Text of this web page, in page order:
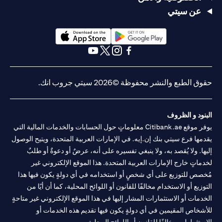
فرع سيتي بنك إن إيه - الإمارات العربية المتحدة مرخص من مصرف
سيتي بنك إن إيه الإمارات العربية المتحدة مرخص من هيئة الأوراق المالية
والسلع في الإمارات العربية المتحدة ("SCA") للقيام بالنشاط المالي لـ أ)
الاستشارات المالية والتعريف والترويج بموجب ترخيص رقم
20200000097 ب) وسيط تداول في الأسواق الدولية بموجب ترخيص
20200000240 د) الحفظ بموجب ترخيص رقم 602003. للحصول على
عن سيتي
opens in a new tab
opens in a new tab
حقوق الطبع والنشر محفوظة ©2026 سيتي جروب انك.
البنود و الظروف
يوفر موقع Citibank.ae معلوماتٍ حول الحسابات والخدمات المالية التي
يقدمها فرع سيتي بنك إن.إيه. في الإمارات العربية المتحدة، ويتيح الوصول
إليها. ولا يُقصد به، ولا ينبغي تفسيره على أنه، عرضٌ أو دعوةٌ أو طلبٌ
لخدماتٍ خارج الإمارات العربية المتحدة. هذا الموقع الإلكتروني غير
مُخصص للتوزيع على أي شخصٍ أو استخدامه في أي دولةٍ يكون فيها هذا
التوزيع أو الاستخدام مخالفًا للقانون أو اللوائح المحلية، كما أن أيًا من
الخدمات أو الاستثمارات المشار إليها في هذا الموقع الإلكتروني غير متاحةٍ
للأشخاص المقيمين في أي دولةٍ يكون فيها تقديم هذه الخدمات أو